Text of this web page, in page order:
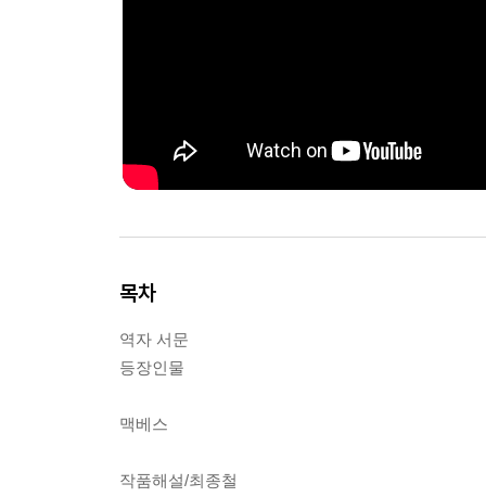
목차
역자 서문
등장인물
맥베스
작품해설/최종철